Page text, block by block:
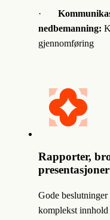
·
nedbemanning:
gjennomføring
Rapporter,
presentasjoner
Gode
komplekst